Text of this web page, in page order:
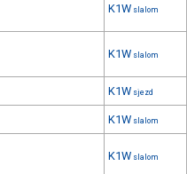
K1W slalom
K1W slalom
K1W sjezd
K1W slalom
K1W slalom